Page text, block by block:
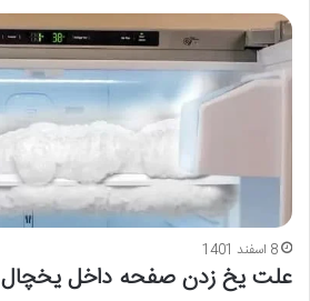
8 اسفند 1401
علت یخ زدن صفحه داخل یخچال